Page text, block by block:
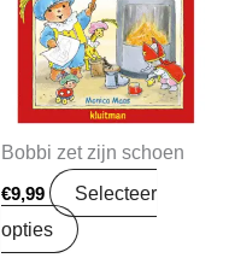
Bobbi zet zijn schoen
€9,99
Selecteer
opties